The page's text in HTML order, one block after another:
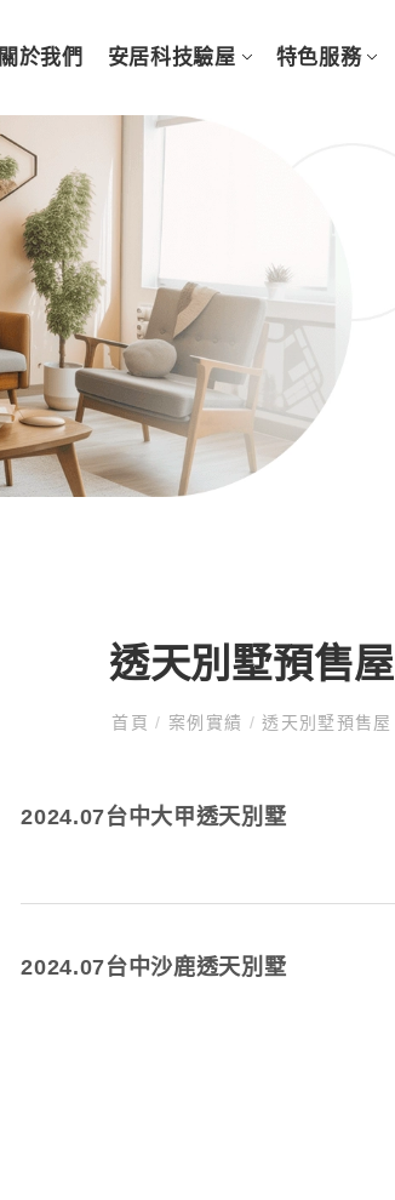
關於我們 安居科技驗屋 特色服務
透天別墅預售屋
首頁/ 案例實績 / 透天別墅預售屋
2024.07台中大甲透天別墅
2024.07台中沙鹿透天別墅